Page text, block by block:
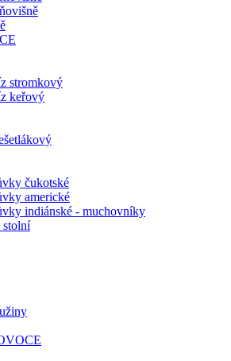
stromkový
keřový
čukotské
americké
indiánské - muchovníky
stolní